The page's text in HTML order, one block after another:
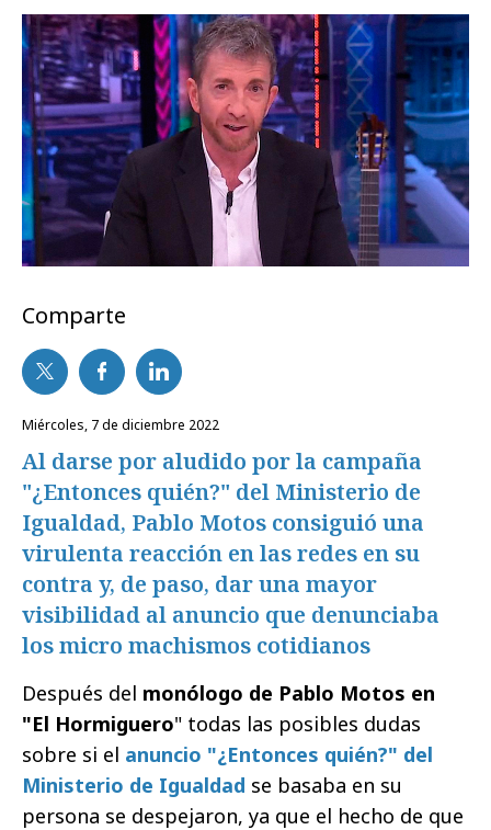
Comparte
miércoles, 7 de diciembre 2022
Al darse por aludido por la campaña
"¿Entonces quién?" del Ministerio de
Igualdad, Pablo Motos consiguió una
virulenta reacción en las redes en su
contra y, de paso, dar una mayor
visibilidad al anuncio que denunciaba
los micro machismos cotidianos
Después del monólogo de Pablo Motos en
"El Hormiguero" todas las posibles dudas
sobre si el anuncio "¿Entonces quién?" del
Ministerio de Igualdad se basaba en su
persona se despejaron, ya que el hecho de que